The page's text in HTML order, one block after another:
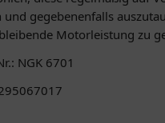
gegebenenfalls
Motorleistung zu
NGK 6701